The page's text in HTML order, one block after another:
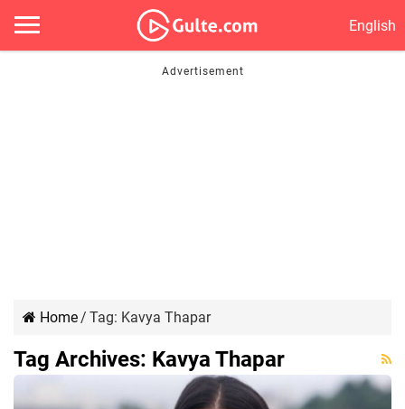
English
Home/ Tag: Kavya Thapar
Tag Archives: Kavya Thapar